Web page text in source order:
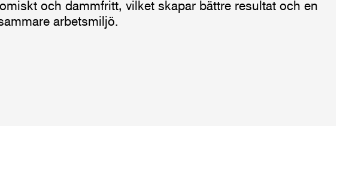
och dammfritt, vilket skapar bättre resultat och en
arbetsmiljö.